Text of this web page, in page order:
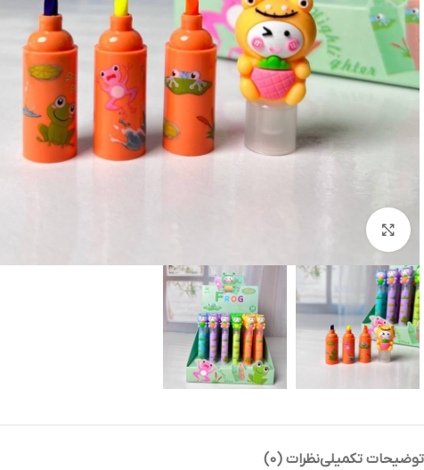
توضیحات تکمیلینظرات (0)